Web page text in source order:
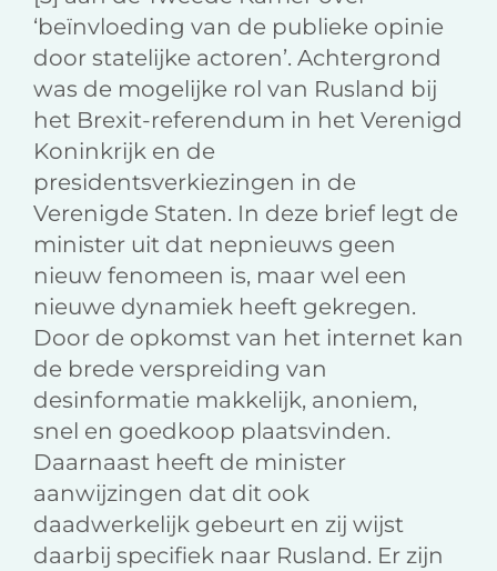
‘beïnvloeding van de publieke opinie
door statelijke actoren’. Achtergrond
was de mogelijke rol van Rusland bij
het Brexit-referendum in het Verenigd
Koninkrijk en de
presidentsverkiezingen in de
Verenigde Staten. In deze brief legt de
minister uit dat nepnieuws geen
nieuw fenomeen is, maar wel een
nieuwe dynamiek heeft gekregen.
Door de opkomst van het internet kan
de brede verspreiding van
desinformatie makkelijk, anoniem,
snel en goedkoop plaatsvinden.
Daarnaast heeft de minister
aanwijzingen dat dit ook
daadwerkelijk gebeurt en zij wijst
daarbij specifiek naar Rusland. Er zijn